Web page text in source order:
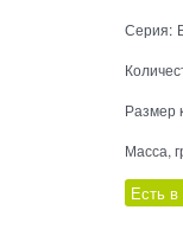
Серия:
Размер
Масса,
Есть в